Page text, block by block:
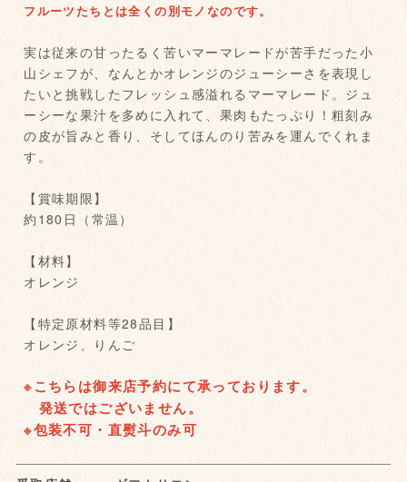
フルーツたちとは全くの別モノなのです。
実は従来の甘ったるく苦いマーマレードが苦手だった小
山シェフが、なんとかオレンジのジューシーさを表現し
たいと挑戦したフレッシュ感溢れるマーマレード。ジュ
ーシーな果汁を多めに入れて、果肉もたっぷり！粗刻み
の皮が旨みと香り、そしてほんのり苦みを運んでくれま
す。
【賞味期限】
約180日（常温）
【材料】
オレンジ
【特定原材料等28品目】
オレンジ、りんご
※こちらは御来店予約にて承っております。
発送ではございません。
※包装不可・直熨斗のみ可